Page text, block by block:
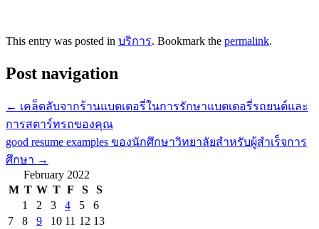
This entry was posted in บริการ. Bookmark the permalink.
Post navigation
← เคล็ดลับจากร้านแบตเตอรี่ในการรักษาแบตเตอรี่รถยนต์และ
การสตาร์ทรถของคุณ
good resume examples ของนักศึกษาวิทยาลัยสำหรับผู้สำเร็จการ
ศึกษา →
February 2022
M T W T F S
S
1
2 3 4 5
6
7
8 9 10 11 12 13